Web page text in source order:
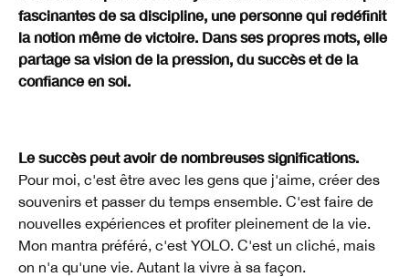
fascinantes de sa discipline, une personne qui redéfinit
la notion même de victoire. Dans ses propres mots, elle
partage sa vision de la pression, du succès et de la
confiance en soi.
Le succès peut avoir de nombreuses significations.
Pour moi, c'est être avec les gens que j'aime, créer des
souvenirs et passer du temps ensemble. C'est faire de
nouvelles expériences et profiter pleinement de la vie.
Mon mantra préféré, c'est YOLO. C'est un cliché, mais
on n'a qu'une vie. Autant la vivre à sa façon.